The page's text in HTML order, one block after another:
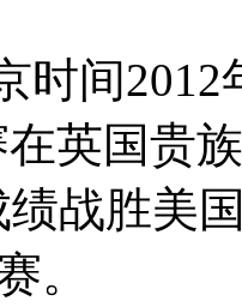
时间
英国贵
绩战胜美
。